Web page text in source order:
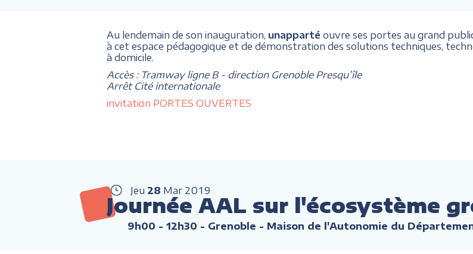
Au lendemain de son inauguration, unappartéouvre ses portes au grand
à cet espace pédagogique et de démonstration des solutions techniques,
à domicile.
Accès : Tramway ligne B - direction Grenoble Presqu’île
Arrêt Cité internationale
invitation PORTES OUVERTES
Jeu 28 Mar 2019
Journée AAL sur l'écosystème
9h00 - 12h30 - Grenoble - Maison de l'Autonomie du